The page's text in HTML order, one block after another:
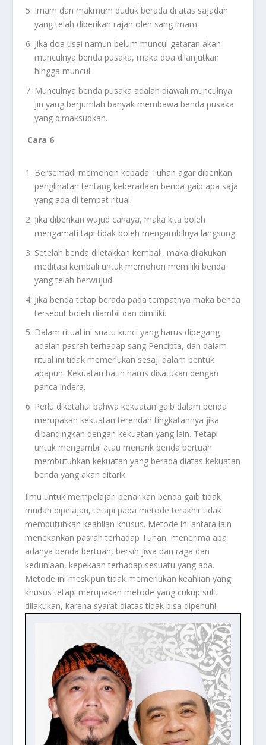
Imam dan makmum duduk berada di atas sajadah
yang telah diberikan rajah oleh sang imam.
Jika doa usai namun belum muncul getaran akan
munculnya benda pusaka, maka doa dilanjutkan
hingga muncul.
Munculnya benda pusaka adalah diawali munculnya
jin yang berjumlah banyak membawa benda pusaka
yang dimaksudkan.
Cara 6
Bersemadi memohon kepada Tuhan agar diberikan
penglihatan tentang keberadaan benda gaib apa saja
yang ada di tempat ritual.
Jika diberikan wujud cahaya, maka kita boleh
mengamati tapi tidak boleh mengambilnya langsung.
Setelah benda diletakkan kembali, maka dilakukan
meditasi kembali untuk memohon memiliki benda
yang telah berwujud.
Jika benda tetap berada pada tempatnya maka benda
tersebut boleh diambil dan dimiliki.
Dalam ritual ini suatu kunci yang harus dipegang
adalah pasrah terhadap sang Pencipta, dan dalam
ritual ini tidak memerlukan sesaji dalam bentuk
apapun. Kekuatan batin harus disatukan dengan
panca indera.
Perlu diketahui bahwa kekuatan gaib dalam benda
merupakan kekuatan terendah tingkatannya jika
dibandingkan dengan kekuatan yang lain. Tetapi
untuk mengambil atau menarik benda bertuah
membutuhkan kekuatan yang berada diatas kekuatan
benda yang akan ditarik.
Ilmu untuk mempelajari penarikan benda gaib tidak
mudah dipelajari, tetapi pada metode terakhir tidak
membutuhkan keahlian khusus. Metode ini antara lain
menekankan pasrah terhadap Tuhan, menerima apa
adanya benda bertuah, bersih jiwa dan raga dari
keduniaan, kepekaan terhadap sesuatu yang ada.
Metode ini meskipun tidak memerlukan keahlian yang
khusus tetapi merupakan metode yang cukup sulit
dilakukan, karena syarat diatas tidak bisa dipenuhi.